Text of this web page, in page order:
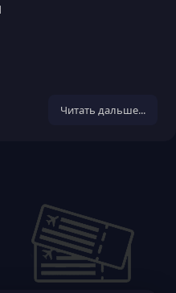
Читать дальше...